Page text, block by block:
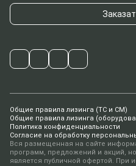
Общие правила лизинга (ТС и СМ)
Общие правила лизинга
Политика конфиденциальности
Согласие на обработку
Вся размещенная на сайте
программ, предложений и акций,
является публичной офертой. При